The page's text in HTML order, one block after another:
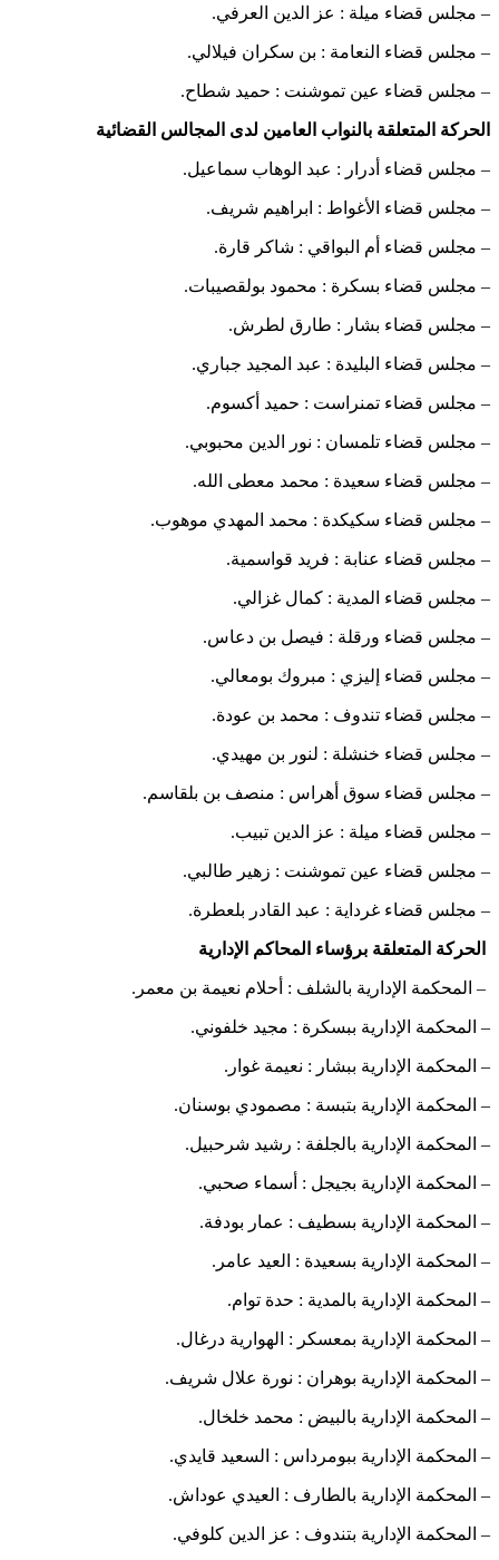
– مجلس قضاء ميلة : عز الدين العرفي.
– مجلس قضاء النعامة : بن سكران فيلالي.
– مجلس قضاء عين تموشنت : حميد شطاح.
الحركة المتعلقة بالنواب العامين لدى المجالس القضائية
– مجلس قضاء أدرار : عبد الوهاب سماعيل.
– مجلس قضاء الأغواط : ابراهيم شريف.
– مجلس قضاء أم البواقي : شاكر قارة.
– مجلس قضاء بسكرة : محمود بولقصيبات.
– مجلس قضاء بشار : طارق لطرش.
– مجلس قضاء البليدة : عبد المجيد جباري.
– مجلس قضاء تمنراست : حميد أكسوم.
– مجلس قضاء تلمسان : نور الدين محبوبي.
– مجلس قضاء سعيدة : محمد معطى الله.
– مجلس قضاء سكيكدة : محمد المهدي موهوب.
– مجلس قضاء عنابة : فريد قواسمية.
– مجلس قضاء المدية : كمال غزالي.
– مجلس قضاء ورقلة : فيصل بن دعاس.
– مجلس قضاء إليزي : مبروك بومعالي.
– مجلس قضاء تندوف : محمد بن عودة.
– مجلس قضاء خنشلة : لنور بن مهيدي.
– مجلس قضاء سوق أهراس : منصف بن بلقاسم.
– مجلس قضاء ميلة : عز الدين تبيب.
– مجلس قضاء عين تموشنت : زهير طالبي.
– مجلس قضاء غرداية : عبد القادر بلعطرة.
الحركة المتعلقة برؤساء المحاكم الإدارية
– المحكمة الإدارية بالشلف : أحلام نعيمة بن معمر.
– المحكمة الإدارية ببسكرة : مجيد خلفوني.
– المحكمة الإدارية ببشار : نعيمة غوار.
– المحكمة الإدارية بتبسة : مصمودي بوسنان.
– المحكمة الإدارية بالجلفة : رشيد شرحبيل.
– المحكمة الإدارية بجيجل : أسماء صحبي.
– المحكمة الإدارية بسطيف : عمار بودفة.
– المحكمة الإدارية بسعيدة : العيد عامر.
– المحكمة الإدارية بالمدية : حدة توام.
– المحكمة الإدارية بمعسكر : الهوارية درغال.
– المحكمة الإدارية بوهران : نورة علال شريف.
– المحكمة الإدارية بالبيض : محمد خلخال.
– المحكمة الإدارية ببومرداس : السعيد قايدي.
– المحكمة الإدارية بالطارف : العيدي عوداش.
– المحكمة الإدارية بتندوف : عز الدين كلوفي.